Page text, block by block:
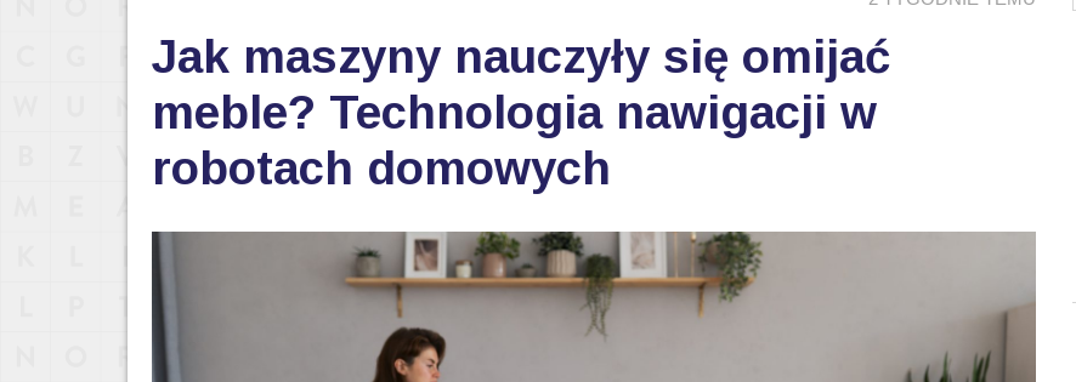
Jak maszyny nauczyły się omijać
meble? Technologia nawigacji w
robotach domowych